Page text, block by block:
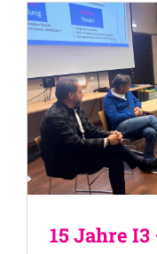
15 Jahre I3